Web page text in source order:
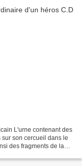
L'urne contenant des
son cercueil dans le
des fragments de la